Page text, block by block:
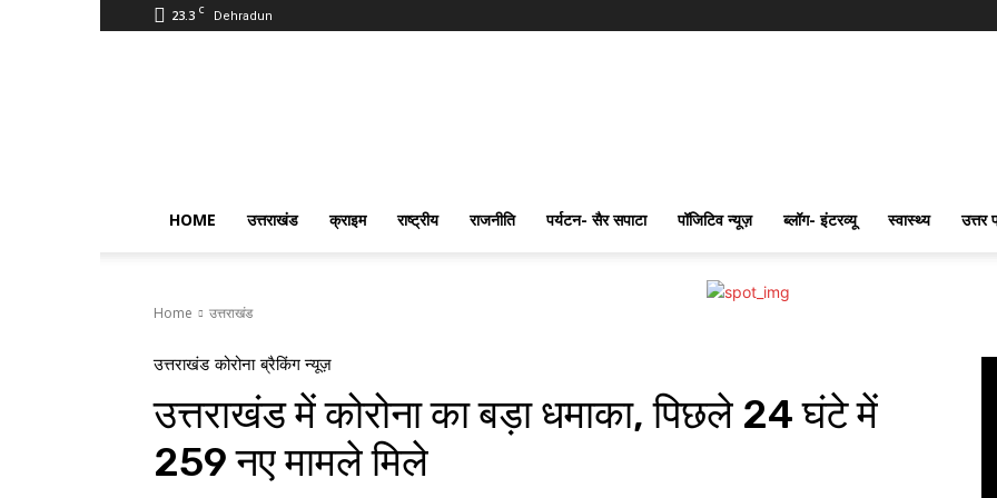
23.3 C Dehradun
HOME उत्तराखंड क्राइम राष्ट्रीय राजनीति पर्यटन- सैर सपाटा पॉजिटिव न्यूज़ ब्लॉग- इंटरव्यू स्वास्थ्य उत्तर
Home उत्तराखंड
उत्तराखंड कोरोना ब्रैकिंग न्यूज़
उत्तराखंड में कोरोना का बड़ा धमाका, पिछले 24 घंटे में
259 नए मामले मिले